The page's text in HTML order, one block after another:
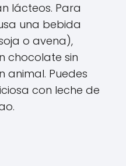
lácteos. Para
una bebida
o avena),
chocolate sin
animal. Puedes
con leche de